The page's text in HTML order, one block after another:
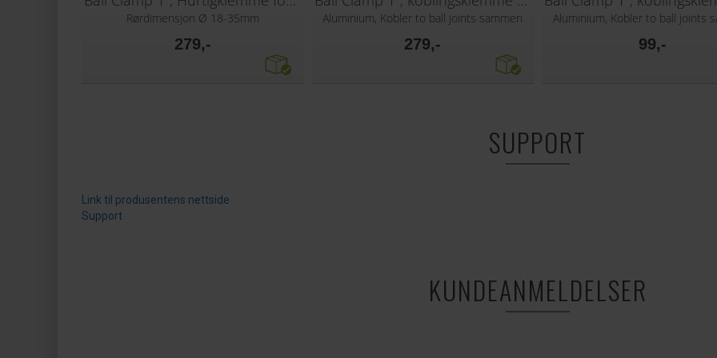
Rørdimensjon Ø 18-35mm
279,-
Aluminium, Kobler to ball joints sammen
279,-
Aluminium, Kobler to ball joints
99,-
SUPPORT
Link til produsentens nettside
Support
KUNDEANMELDELSER